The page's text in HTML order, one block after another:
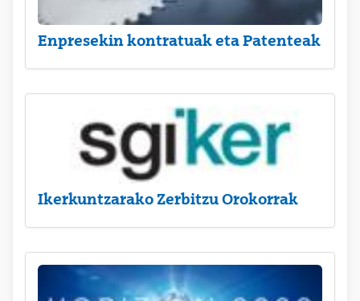
Enpresekin kontratuak eta Patenteak
Ikerkuntzarako Zerbitzu Orokorrak